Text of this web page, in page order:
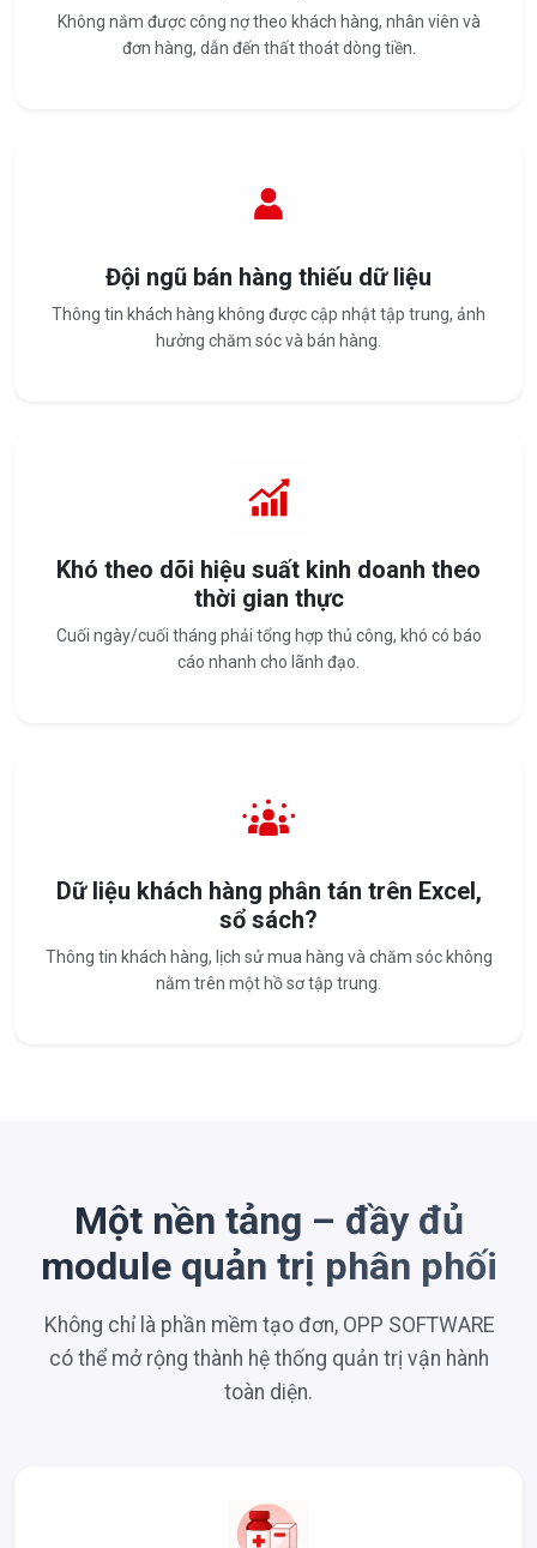
Không nắm được công nợ theo khách hàng, nhân viên và
đơn hàng, dẫn đến thất thoát dòng tiền.
Đội ngũ bán hàng thiếu dữ liệu
Thông tin khách hàng không được cập nhật tập trung, ảnh
hưởng chăm sóc và bán hàng.
Khó theo dõi hiệu suất kinh doanh theo
thời gian thực
Cuối ngày/cuối tháng phải tổng hợp thủ công, khó có báo
cáo nhanh cho lãnh đạo.
Dữ liệu khách hàng phân tán trên Excel,
sổ sách?
Thông tin khách hàng, lịch sử mua hàng và chăm sóc không
nằm trên một hồ sơ tập trung.
Một nền tảng – đầy đủ
module quản trị phân phối
Không chỉ là phần mềm tạo đơn, OPP SOFTWARE
có thể mở rộng thành hệ thống quản trị vận hành
toàn diện.